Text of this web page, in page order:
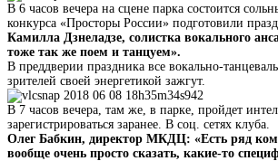
В 6 часов вечера на сцене парка состоится
конкурса «Просторы России» подготовили
Камилла Дзнеладзе, солистка вокального
тоже так же поем и танцуем».
В преддверии праздника все вокально-
зрителей своей энергетикой зажгут.
В 7 часов вечера, там же, в парке, пройдет
зарегистрироваться заранее. В соц. сетях клуба.
Олег Бабкин, директор МКДЦ: «Есть ряд
вообще очень просто сказать, какие-то